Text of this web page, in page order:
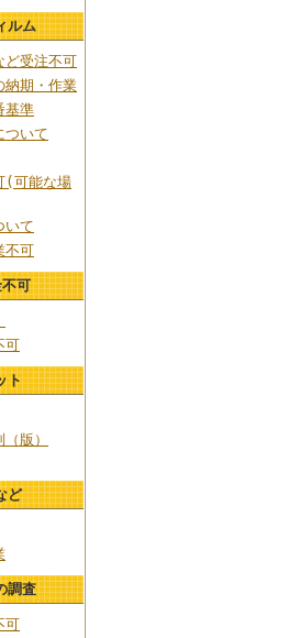
ルム
ど受注不可
納期・作業
基準
ついて
(可能な場
いて
不可
可
可
ト
版）
ど
調査
可